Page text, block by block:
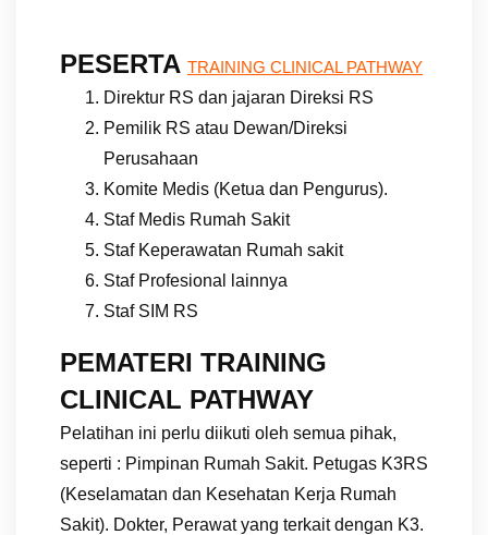
PESERTA TRAINING CLINICAL PATHWAY
Direktur RS dan jajaran Direksi RS
Pemilik RS atau Dewan/Direksi
Perusahaan
Komite Medis (Ketua dan Pengurus).
Staf Medis Rumah Sakit
Staf Keperawatan Rumah sakit
Staf Profesional lainnya
Staf SIM RS
PEMATERI TRAINING
CLINICAL PATHWAY
Pelatihan ini perlu diikuti oleh semua pihak,
seperti : Pimpinan Rumah Sakit. Petugas K3RS
(Keselamatan dan Kesehatan Kerja Rumah
Sakit). Dokter, Perawat yang terkait dengan K3.